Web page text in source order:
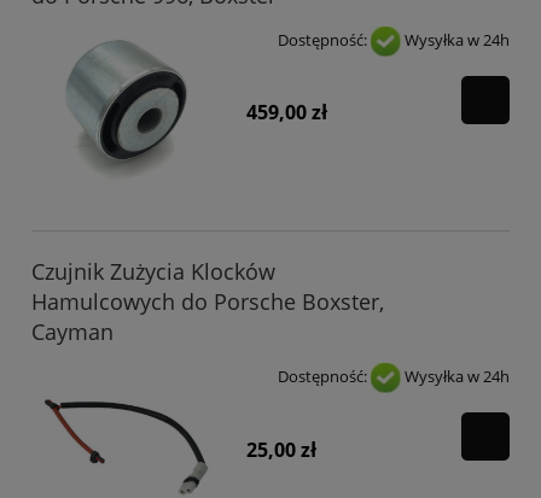
Dostępność: Wysyłka w 24h
459,00 zł
Czujnik Zużycia Klocków
Hamulcowych do Porsche Boxster,
Cayman
Dostępność: Wysyłka w 24h
25,00 zł